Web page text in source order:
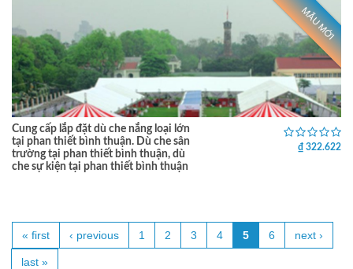
MẪU MỚI
Cung cấp lắp đặt dù che nắng loại lớn
tại phan thiết bình thuận. Dù che sân
trường tại phan thiết bình thuận, dù
che sự kiện tại phan thiết bình thuận
₫ 322.622
Pages
« first ‹ previous 1 2 3 4 5 6 next ›
last »